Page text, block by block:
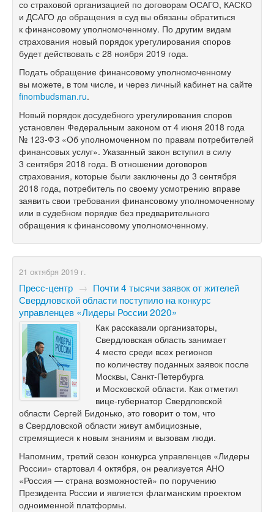
со страховой организацией по договорам ОСАГО, КАСКО
и ДСАГО до обращения в суд вы обязаны обратиться
к финансовому уполномоченному. По другим видам
страхования новый порядок урегулирования споров
будет действовать с 28 ноября 2019 года.
Подать обращение финансовому уполномоченному
вы можете, в том числе, и через личный кабинет на сайте
finombudsman.ru.
Новый порядок досудебного урегулирования споров
установлен Федеральным законом от 4 июня 2018 года
№ 123-ФЗ «Об уполномоченном по правам потребителей
финансовых услуг». Указанный закон вступил в силу
3 сентября 2018 года. В отношении договоров
страхования, которые были заключены до 3 сентября
2018 года, потребитель по своему усмотрению вправе
заявить свои требования финансовому уполномоченному
или в судебном порядке без предварительного
обращения к финансовому уполномоченному.
21 октября 2019 г.
Пресс-центр → Почти 4 тысячи заявок от жителей
Свердловской области поступило на конкурс
управленцев «Лидеры России 2020»
Как рассказали организаторы,
Свердловская область занимает
4 место среди всех регионов
по количеству поданных заявок после
Москвы, Санкт-Петербурга
и Московской области. Как отметил
вице-губернатор Свердловской
области Сергей Бидонько, это говорит о том, что
в Свердловской области живут амбициозные,
стремящиеся к новым знаниям и вызовам люди.
Напомним, третий сезон конкурса управленцев «Лидеры
России» стартовал 4 октября, он реализуется АНО
«Россия — страна возможностей» по поручению
Президента России и является флагманским проектом
одноименной платформы.